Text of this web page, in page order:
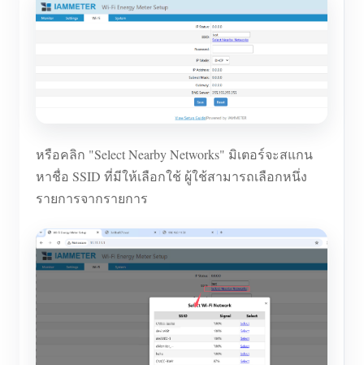
หรือคลิก "Select Nearby Networks" มิเตอร์จะสแกน
หาชื่อ SSID ที่มีให้เลือกใช้ ผู้ใช้สามารถเลือกหนึ่ง
รายการจากรายการ